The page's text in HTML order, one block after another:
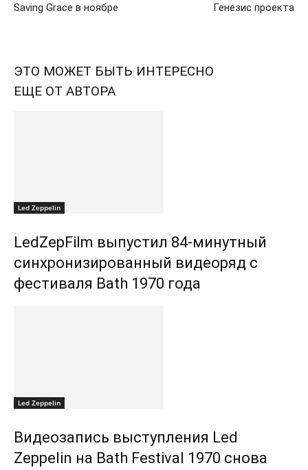
Saving Grace в ноябре
Генезис проекта
ЭТО МОЖЕТ БЫТЬ ИНТЕРЕСНО
ЕЩЕ ОТ АВТОРА
Led Zeppelin
LedZepFilm выпустил 84-минутный
синхронизированный видеоряд с
фестиваля Bath 1970 года
Led Zeppelin
Видеозапись выступления Led
Zeppelin на Bath Festival 1970 снова